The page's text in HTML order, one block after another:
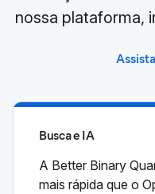
nossa plataforma,
Busca e IA
A Better Binary
mais rápida que o